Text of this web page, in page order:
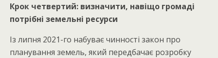
Крок четвертий: визначити, навіщо громаді
потрібні земельні ресурси
Із липня 2021-го набуває чинності закон про
планування земель, який передбачає розробку